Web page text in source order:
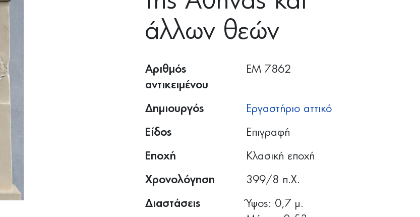
άλλων θεών
Αριθμός
αντικειμένου
ΕΜ 7862
Δημιουργός Εργαστήριο αττικό
Είδος Επιγραφή
Εποχή Κλασική εποχή
Χρονολόγηση 399/8 π.Χ.
Διαστάσεις
Ύψος: 0,7 μ.